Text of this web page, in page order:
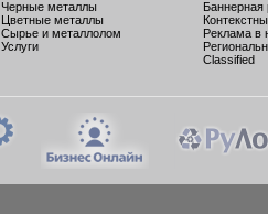
Черные металлы
Цветные металлы
Сырье и металлолом
Услуги
Баннерная
Реклама в
Classified